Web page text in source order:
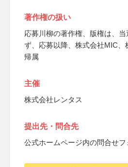
著作権の扱い
応募川柳の著作権、版権は、
ず、応募以降、株式会社MIC、
帰属
主催
株式会社レンタス
提出先・問合先
公式ホームページ内の問合せフ